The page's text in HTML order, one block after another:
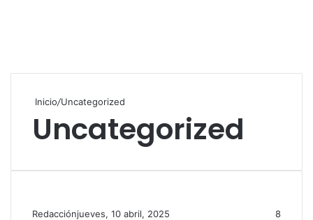
Inicio/Uncategorized
Uncategorized
Redacciónjueves, 10 abril, 2025 8